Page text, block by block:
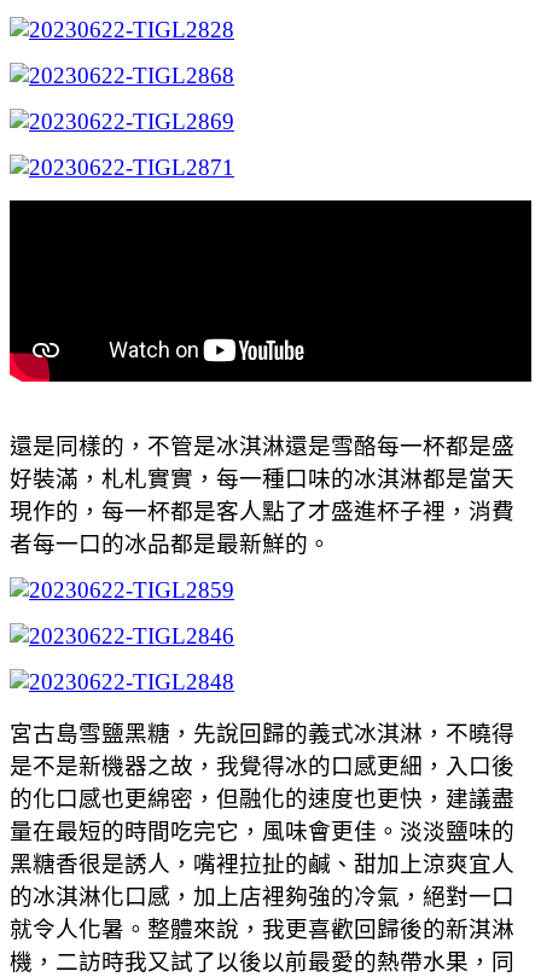
還是同樣的，不管是冰淇淋還是雪酪每一杯都是盛
好裝滿，札札實實，每一種口味的冰淇淋都是當天
現作的，每一杯都是客人點了才盛進杯子裡，消費
者每一口的冰品都是最新鮮的。
宮古島雪鹽黑糖，先說回歸的義式冰淇淋，不曉得
是不是新機器之故，我覺得冰的口感更細，入口後
的化口感也更綿密，但融化的速度也更快，建議盡
量在最短的時間吃完它，風味會更佳。淡淡鹽味的
黑糖香很是誘人，嘴裡拉扯的鹹、甜加上涼爽宜人
的冰淇淋化口感，加上店裡夠強的冷氣，絕對一口
就令人化暑。整體來說，我更喜歡回歸後的新淇淋
機，二訪時我又試了以後以前最愛的熱帶水果，同